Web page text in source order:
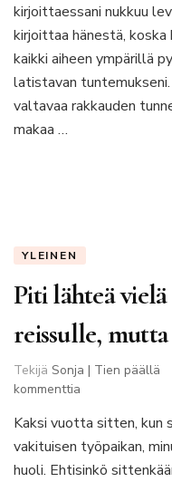
toisin
kirjoittaessani nukkuu
kirjoittaa hänestä,
kaikki aiheen ympärillä
latistavan
valtavaa rakkauden
makaa …
YLEINEN
Piti lähteä
reissulle,
Tekijä Sonja | Tien päällä
kommenttia
lähteä
vielä
kerran
Kaksi vuotta sitten, kun
vakituisen työpaikan,
huoli. Ehtisinkö